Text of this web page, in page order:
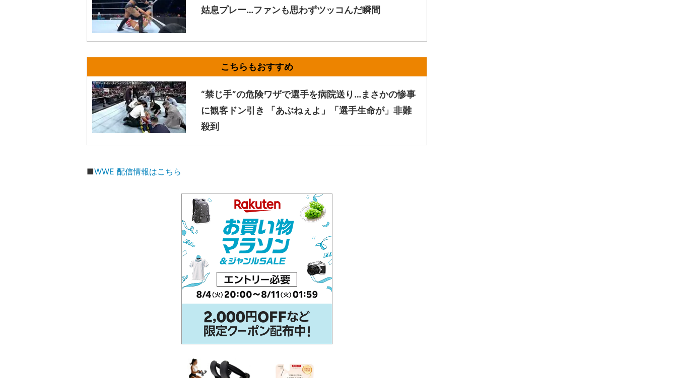
姑息プレー…ファンも思わずツッコんだ瞬間
“禁じ手”の危険ワザで選手を病院送り…まさかの惨事
に観客ドン引き 「あぶねぇよ」「選手生命が」非難
殺到
■WWE 配信情報はこちら